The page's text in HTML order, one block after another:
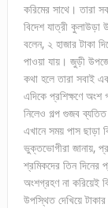
করিমের সাথে। তারা
বিদেশ যাত্রী কুলাউড়া
বলেন, ২ হাজার টাকা
পাওয়া যায়। জুড়ী
কথা হলে তারা সবাই
এদিকে প্রশিক্ষণে অংশ
নিলেও গল্প গুজব
এখানে সময় পাস ছাড়া
ভুক্তভোগীরা জানায়,
শ্রমিকদের তিন দিনের
অংশগ্রহণ না করিয়েই
উপস্থিত দেখিয়ে